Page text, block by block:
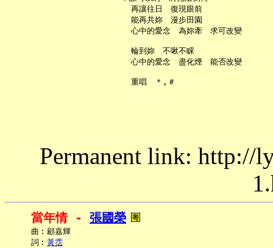
     再讓往日　復現眼前
     能再共妳　漫步田園
     心中的愛念　為妳牽　求可改變
     輪到妳　不啾不睬
     心中的愛念　盡化煙　能否改變
Permanent link: http://
當年情 - 張國榮
     曲︰顧嘉輝
     詞︰
黃霑